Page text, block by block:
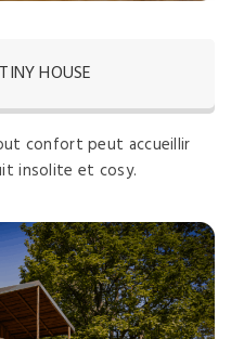
HOUSE
confort peut accueillir
insolite et cosy.